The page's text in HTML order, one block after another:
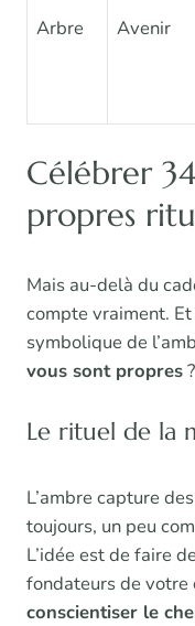
Arbre Avenir
Célébrer
propres
Mais au-delà du
compte vraiment.
symbolique de
vous sont propres?
Le rituel de la
L’ambre capture
toujours, un peu
L’idée est de faire
fondateurs de votre
conscientiser le